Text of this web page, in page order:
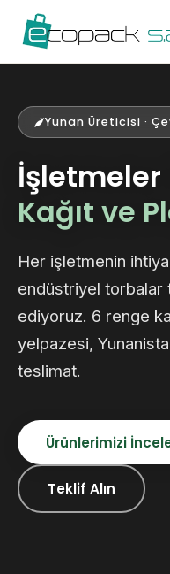
Yunan Üreticisi ·
İşletmeler
Kağıt ve
Her işletmenin
endüstriyel torbalar
ediyoruz. 6 renge
yelpazesi,
teslimat.
Ürünlerimizi
Teklif Alın